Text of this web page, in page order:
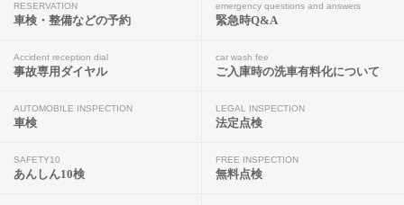
RESERVATION
車検・整備などの予約
emergency questions and answers
緊急時Q&A
Accident reception dial
事故専用ダイヤル
car wash fee
ご入庫時の洗車有料化について
AUTOMOBILE INSPECTION
車検
LEGAL INSPECTION
法定点検
SAFETY10
あんしん10検
FREE INSPECTION
無料点検